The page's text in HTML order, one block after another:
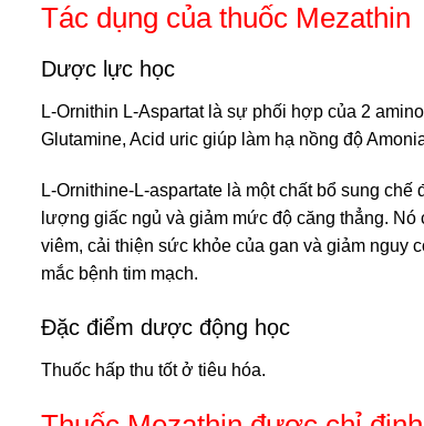
Tác dụng của thuốc Mezathin
Dược lực học
L-Ornithin L-Aspartat là sự phối hợp của 2
Glutamine, Acid uric giúp làm hạ nồng độ
L-Ornithine-L-aspartate là một chất bổ sung
lượng giấc ngủ và giảm mức độ căng thẳng.
viêm, cải thiện sức khỏe của gan và giảm nguy
mắc bệnh tim mạch.
Đặc điểm dược động học
Thuốc hấp thu tốt ở tiêu hóa.